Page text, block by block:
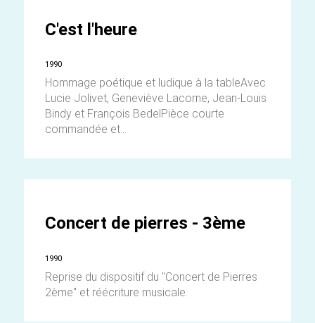
C'est l'heure
1990
Hommage poétique et ludique à la tableAvec
Lucie Jolivet, Geneviève Lacorne, Jean-Louis
Bindy et François BedelPièce courte
commandée et...
Concert de pierres - 3ème
1990
Reprise du dispositif du "Concert de Pierres
2ème" et réécriture musicale.